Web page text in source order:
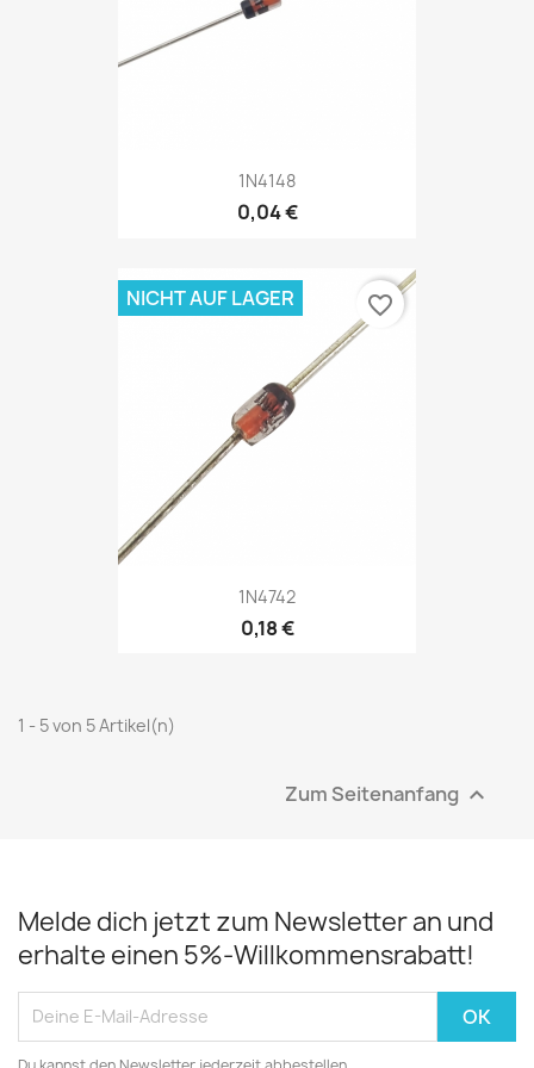
1N4148
0,04 €
1N4742
0,18 €
NICHT AUF LAGER favorite_border
1 - 5 von 5 Artikel(n)
Zum Seitenanfang 
Melde dich jetzt zum Newsletter an und
erhalte einen 5%-Willkommensrabatt!